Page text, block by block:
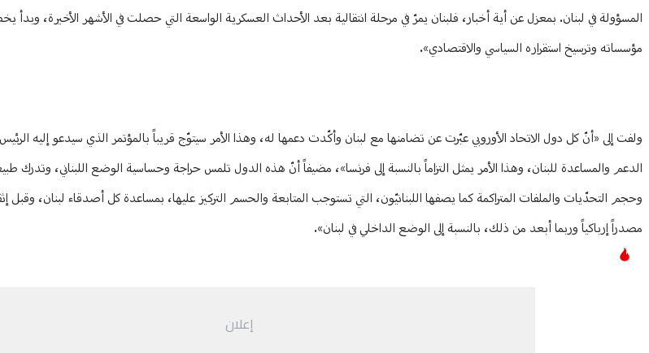
المسؤولة في لبنان. بمعزل عن أية أخبار، فلبنان يمرّ في مرحلة انتقالية بعد الأحداث العسكرية الواسعة التي حصلت في الأشهر الأخيرة،
مؤسساته وترسيخ استقراره السياسي والاقتصادي».
ولفت إلى «أنّ كل دول الاتحاد الأوروبي عبّرت عن تضامنها مع لبنان وأكّدت دعمها له، وهذا الأمر سيتوّج قريباً بالمؤتمر الذي سيدعو إليه
الدعم والمساعدة للبنان، وهذا الأمر يمثل التزاماً بالنسبة إلى فرنسا»، مضيفاً أنّ هذه الدول تلمس حراجة وحساسية الوضع اللبناني، وتدرك
وحجم التحدّيات والملفات المتراكمة كما يصفها اللبنانيّون، التي تستوجب المتابعة والحسم التركيز عليها، بمساعدة كل أصدقاء لبنان، وقبل
مصدراً إرباكياً وربما أبعد من ذلك، بالنسبة إلى الوضع الداخلي في لبنان».
إعلان